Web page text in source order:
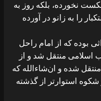
شکست نخورده، بلکه روز به
را به زانو در آورده
بوده که از امام راحل
اسلامی منتقل شد و از
شده و ان‌شاءالله که
استوارتر از گذشته